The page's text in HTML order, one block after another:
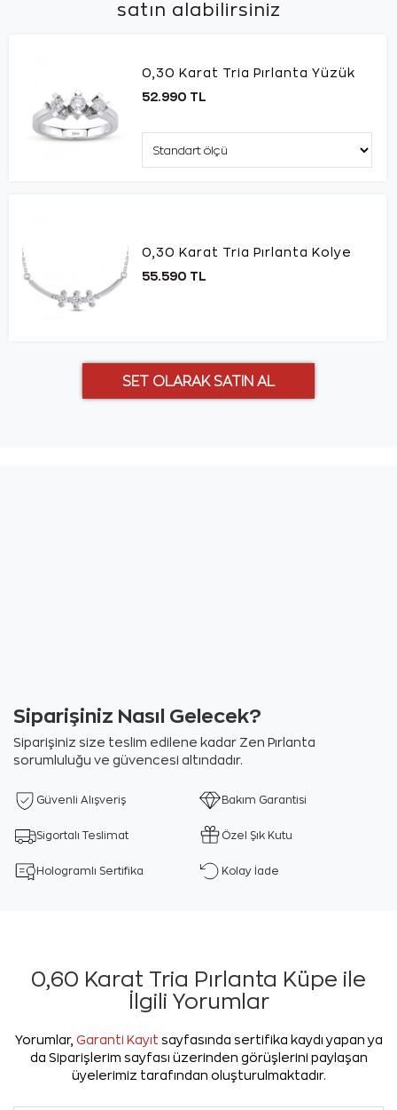
satın alabilirsiniz
0,30 Karat Tria Pırlanta Yüzük
52.990 TL
0,30 Karat Tria Pırlanta Kolye
55.590 TL
Siparişiniz Nasıl Gelecek?
Siparişiniz size teslim edilene kadar Zen Pırlanta
sorumluluğu ve güvencesi altındadır.
Güvenli Alışveriş Bakım Garantisi
Sigortalı Teslimat Özel Şık Kutu
Hologramlı Sertifika Kolay İade
0,60 Karat Tria Pırlanta Küpe ile
İlgili Yorumlar
Yorumlar, Garanti Kayıt sayfasında sertifika kaydı yapan ya
da Siparişlerim sayfası üzerinden görüşlerini paylaşan
üyelerimiz tarafından oluşturulmaktadır.